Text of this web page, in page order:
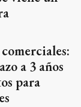
a 3 años
para